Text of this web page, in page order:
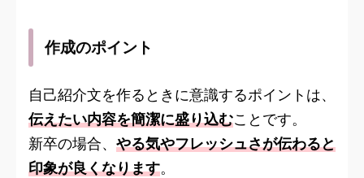
作成のポイント
自己紹介文を作るときに意識するポイントは、
伝えたい内容を簡潔に盛り込むことです。
新卒の場合、 やる気やフレッシュさが伝わると
印象が良くなります。